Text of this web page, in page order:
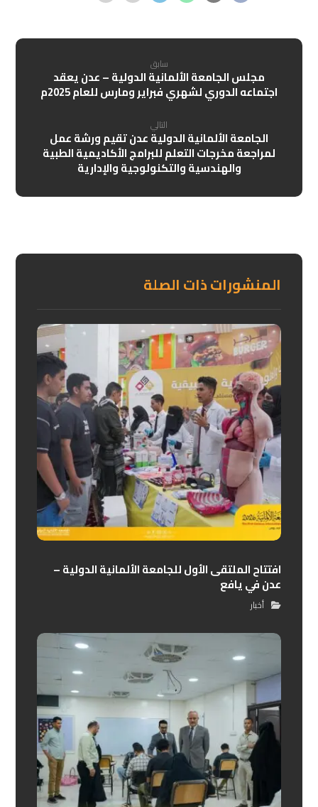
سابق
مجلس الجامعة الألمانية الدولية – عدن يعقد
اجتماعه الدوري لشهري فبراير ومارس للعام 2025م
التالي
الجامعة الألمانية الدولية عدن تقيم ورشة عمل
لمراجعة مخرجات التعلم للبرامج الأكاديمية الطبية
والهندسية والتكنولوجية والإدارية
المنشورات ذات الصلة
افتتاح الملتقى الأول للجامعة الألمانية الدولية –
عدن في يافع
أخبار